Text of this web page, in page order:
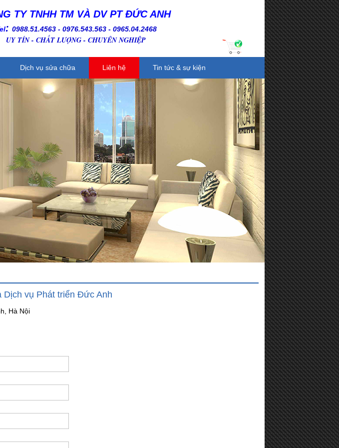
TY TNHH TM VÀ DV PT ĐỨC ANH
: 0988.51.4563 - 0976.543.563- 0965.04.2468
UY TÍN - CHẤT LƯỢNG - CHUYÊN NGHIỆP
Dịch vụ sửa chữa Liên hệ Tin tức & sự kiện
vụ Phát triển Đức Anh
Hà Nội